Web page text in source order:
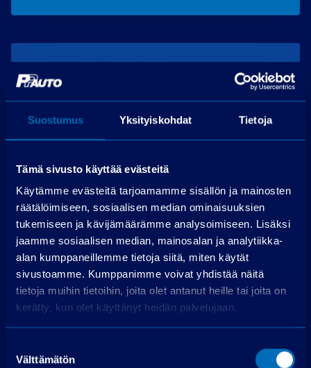
Suostumus Yksityiskohdat Tietoja
Tämä sivusto käyttää evästeitä
Käytämme evästeitä tarjoamamme sisällön ja mainosten
räätälöimiseen, sosiaalisen median ominaisuuksien
tukemiseen ja kävijämäärämme analysoimiseen. Lisäksi
jaamme sosiaalisen median, mainosalan ja analytiikka-
alan kumppaneillemme tietoja siitä, miten käytät
sivustoamme. Kumppanimme voivat yhdistää näitä
tietoja muihin tietoihin, joita olet antanut heille tai joita on
kerätty, kun olet käyttänyt heidän palvelujaan.
valinta
Välttämätön
Audi Q5